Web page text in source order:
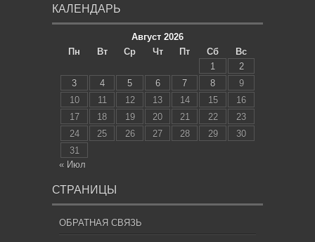
КАЛЕНДАРЬ
Август 2026
Пн
Вт Ср Чт Пт Сб
Вс
1
2
3
4 5 6 7 8
9
10
11 12 13 14 15
16
17
18 19 20 21 22
23
24
25 26 27 28 29
30
31
« Июл
СТРАНИЦЫ
ОБРАТНАЯ СВЯЗЬ